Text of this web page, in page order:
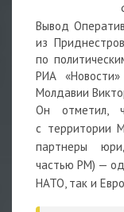
Вывод
из
по
РИА
Молдавии
Он отметил,
с территории
партнеры
частью РМ) —
НАТО, так и